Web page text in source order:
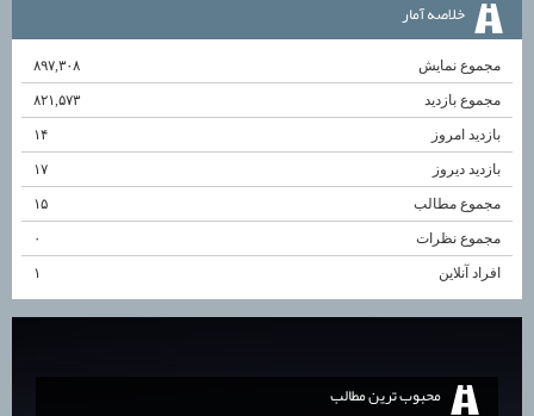
خلاصه آمار
مجموع نمایش‌ ۸۹۷,۳۰۸
مجموع بازدید ۸۲۱,۵۷۳
بازدید امروز ۱۴
بازدید دیروز ۱۷
مجموع مطالب ۱۵
مجموع نظرات ۰
افراد آنلاین ۱
محبوب ترين مطالب